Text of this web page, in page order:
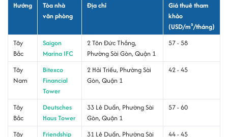
Hướng
Tòa nhà
văn phòng
Địa chỉ
Giá thuê tham
khảo
(USD/m²/tháng)
Tây
Bắc
Saigon
Marina IFC
2 Tôn Đức Thắng,
Phường Sài Gòn, Quận 1
57 - 58
Tây
Nam
Bitexco
Financial
Tower
2 Hải Triều, Phường Sài
Gòn, Quận 1
42 - 45
Tây
Bắc
Deutsches
Haus Tower
33 Lê Duẩn, Phường Sài
Gòn, Quận 1
57 - 60
Tây
Friendship
31 Lê Duẩn, Phường Sài
44 - 45